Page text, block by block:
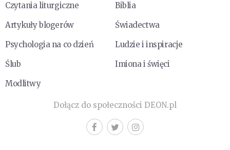
Czytania liturgiczne
Biblia
Artykuły blogerów
Świadectwa
Psychologia na co dzień
Ludzie i inspiracje
Ślub
Imiona i święci
Modlitwy
Dołącz do społeczności DEON.pl